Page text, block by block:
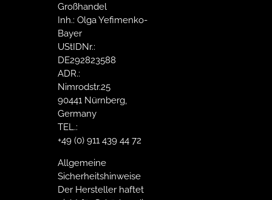
Großhandel
Inh.: Olga Yefimenko-
Bayer
UStIDNr.:
DE292823588
ADR.:
Nimrodstr.25
90441 Nürnberg,
Germany
TEL.:
+49 (0) 911 439 44 72
Allgemeine
Sicherheitshinweise
Der Hersteller haftet